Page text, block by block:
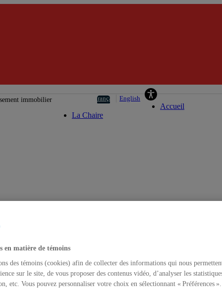
immobilier Français English
Accueil
La Chaire
en matière de témoins
des témoins (cookies) afin de collecter des informations qui nous
sur le site, de vous proposer des contenus vidéo, d’analyser les
etc. Vous pouvez personnaliser votre choix en sélectionnant « Préférences ».